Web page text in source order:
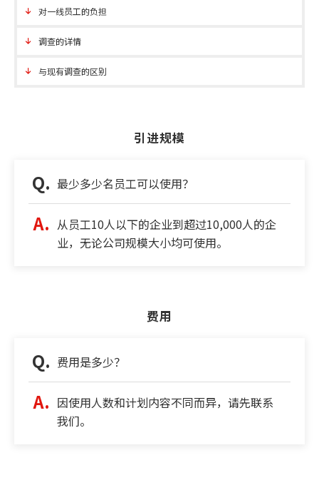
对一线员工的负担
调查的详情
与现有调查的区别
引进规模
最少多少名员工可以使用？
从员工10人以下的企业到超过10,000人的企
业，无论公司规模大小均可使用。
费用
费用是多少？
因使用人数和计划内容不同而异，请先联系
我们。